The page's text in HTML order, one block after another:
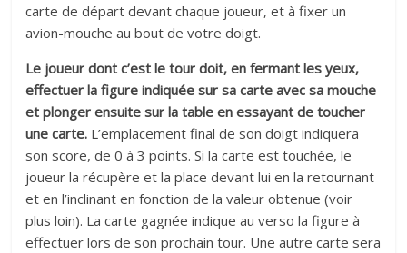
carte de départ devant chaque joueur, et à fixer un
avion-mouche au bout de votre doigt.
Le joueur dont c’est le tour doit, en fermant les yeux,
effectuer la figure indiquée sur sa carte avec sa mouche
et plonger ensuite sur la table en essayant de toucher
une carte. L’emplacement final de son doigt indiquera
son score, de 0 à 3 points. Si la carte est touchée, le
joueur la récupère et la place devant lui en la retournant
et en l’inclinant en fonction de la valeur obtenue (voir
plus loin). La carte gagnée indique au verso la figure à
effectuer lors de son prochain tour. Une autre carte sera